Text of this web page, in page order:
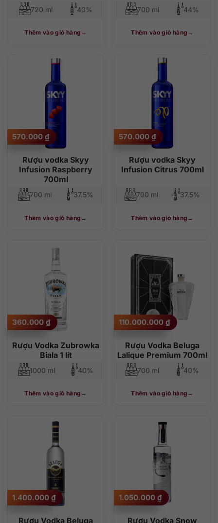
720 ml 40%
Thêm vào giỏ hàng
700 ml 44%
Thêm vào giỏ hàng
Rượu vodka Skyy
Infusion Raspberry
700ml
570.000 ₫
700 ml 37.5%
Thêm vào giỏ hàng
Rượu vodka Skyy
Infusion Citrus 700ml
570.000 ₫
700 ml 37.5%
Thêm vào giỏ hàng
Rượu Vodka Zubrowka
Biala 1 lít
360.000 ₫
1000 ml 40%
Thêm vào giỏ hàng
Rượu Vodka Beluga
Lalique Premium 700ml
110.000.000 ₫
700 ml 40%
Thêm vào giỏ hàng
Rượu Vodka Beluga
1.400.000 ₫
Rượu Vodka Snow
1.050.000 ₫